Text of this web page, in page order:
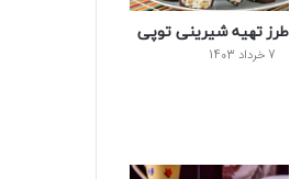
طرز تهیه شیرینی توپی
7 خرداد 1403